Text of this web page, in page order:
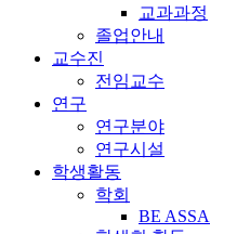
교과과정
졸업안내
교수진
전임교수
연구
연구분야
연구시설
학생활동
학회
BE ASSA